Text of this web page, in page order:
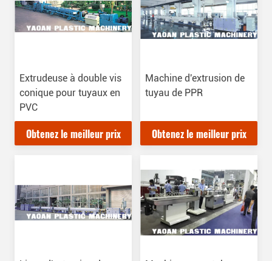
Extrudeuse à double vis
conique pour tuyaux en
PVC
Obtenez le meilleur prix
Machine d'extrusion de
tuyau de PPR
Obtenez le meilleur prix